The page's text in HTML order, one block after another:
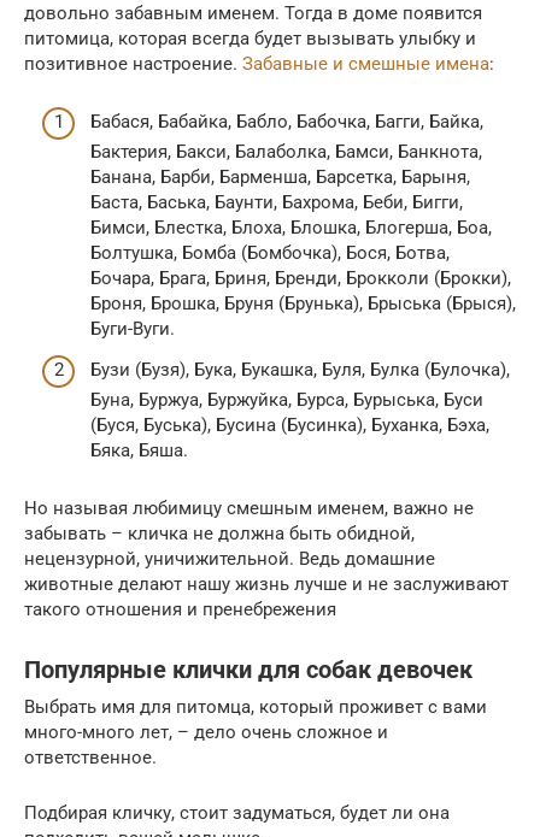
довольно забавным именем. Тогда в доме появится
питомица, которая всегда будет вызывать улыбку и
позитивное настроение. Забавные и смешные имена:
Бабася, Бабайка, Бабло, Бабочка, Багги, Байка,
Бактерия, Бакси, Балаболка, Бамси, Банкнота,
Банана, Барби, Барменша, Барсетка, Барыня,
Баста, Баська, Баунти, Бахрома, Беби, Бигги,
Бимси, Блестка, Блоха, Блошка, Блогерша, Боа,
Болтушка, Бомба (Бомбочка), Бося, Ботва,
Бочара, Брага, Бриня, Бренди, Брокколи (Брокки),
Броня, Брошка, Бруня (Брунька), Брыська (Брыся),
Буги-Вуги.
Бузи (Бузя), Бука, Букашка, Буля, Булка (Булочка),
Буна, Буржуа, Буржуйка, Бурса, Бурыська, Буси
(Буся, Буська), Бусина (Бусинка), Буханка, Бэха,
Бяка, Бяша.
Но называя любимицу смешным именем, важно не
забывать – кличка не должна быть обидной,
нецензурной, уничижительной. Ведь домашние
животные делают нашу жизнь лучше и не заслуживают
такого отношения и пренебрежения
Популярные клички для собак девочек
Выбрать имя для питомца, который проживет с вами
много-много лет, – дело очень сложное и
ответственное.
Подбирая кличку, стоит задуматься, будет ли она